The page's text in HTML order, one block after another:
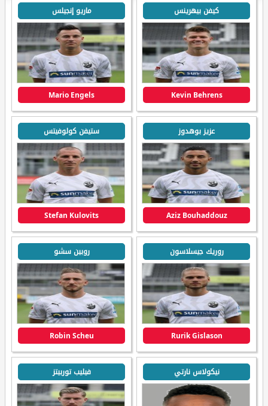
كيفن بيهرينس
Kevin Behrens
ماريو إنجيلس
Mario Engels
عزيز بوهدوز
Aziz Bouhaddouz
ستيفن كولوفيتس
Stefan Kulovits
روريك جيسلاسون
Rurik Gislason
روبين سشو
Robin Scheu
نيكولاس نارتي فيليب توربيتز